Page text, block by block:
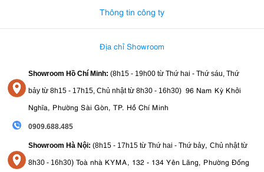
. Đây là sự bổ sung hoàn hảo cho hệ thống ngàm Z
Thông tin công ty
Địa chỉ Showroom
Showroom Hồ Chí Minh: (8h15 - 19h00 từ Thứ hai - Thứ sáu, Thứ
bảy từ 8h15 - 17h15, Chủ nhật từ 8h30 - 16h30) 96 Nam Kỳ Khởi
Nghĩa, Phường Sài Gòn, TP. Hồ Chí Minh
0909.688.485
Showroom Hà Nội: (8h15 - 17h15 từ Thứ hai - Thứ bảy, Chủ nhật từ
8h30 - 16h30) Toà nhà KYMA, 132 - 134 Yên Lãng, Phường Đống